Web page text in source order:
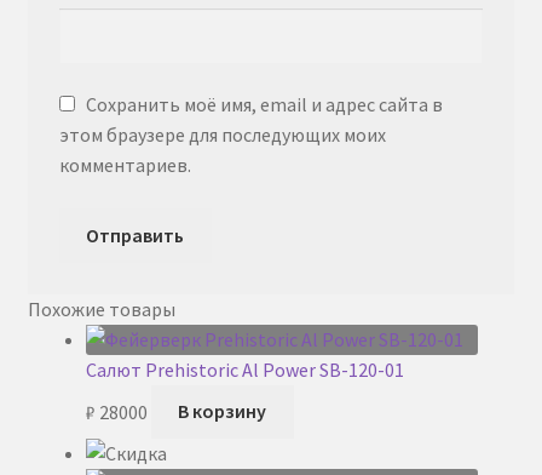
Сохранить моё имя, email и адрес сайта в
этом браузере для последующих моих
комментариев.
Похожие товары
Салют Prehistoric Al Power SB-120-01
₽ 28000 В корзину